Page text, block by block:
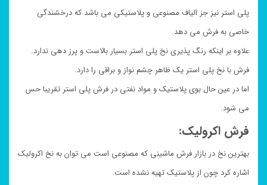
پلی استر نیز جز الیاف مصنوعی و پلاستیکی می باشد که درخشندگی
خاصی به فرش می دهد.
علاوه بر اینکه رنگ پذیری نخ پلی استر بسیار بالاست و پرز دهی ندارد.
فرش با نخ پلی استر یک ظاهر چشم نواز و براقی را دارد.
اما در عین حال بوی پلاستیک و مواد نفتی در فرش پلی استر تقریبا حس
می شود.
فرش اکرولیک:
بهترین نخ در بازار فرش ماشینی که مصنوعی است می توان به نخ اکرولیک
اشاره کرد چون از پلاستیک تهیه نشده است.